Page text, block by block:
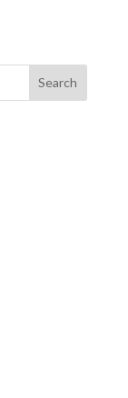
Search